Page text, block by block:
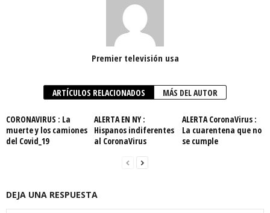
Premier televisión usa
ARTÍCULOS RELACIONADOS MÁS DEL AUTOR
CORONAVIRUS : La
muerte y los camiones
del Covid_19
ALERTA EN NY :
Hispanos indiferentes
al CoronaVirus
ALERTA CoronaVirus :
La cuarentena que no
se cumple
DEJA UNA RESPUESTA